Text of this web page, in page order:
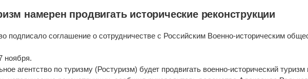
намерен продвигать исторические реконструкции
подписало соглашение о сотрудничестве с Российским Военно-историческим
ноября.
агентство по туризму (Ростуризм) будет продвигать военно-исторический туризм